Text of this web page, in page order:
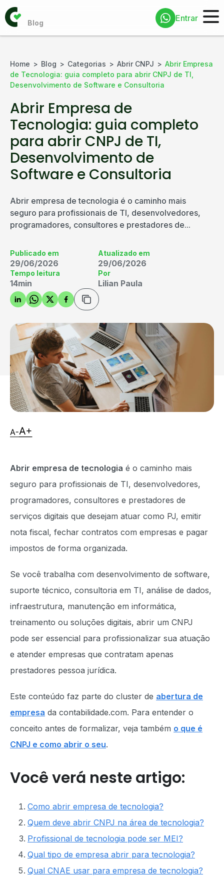
Entrar
Home Blog Categorias Abrir CNPJ
Abrir Empresa
de Tecnologia: guia completo para abrir CNPJ de TI,
Desenvolvimento de Software e Consultoria
Abrir Empresa de
Tecnologia: guia completo
para abrir CNPJ de TI,
Desenvolvimento de
Software e Consultoria
Abrir empresa de tecnologia é o caminho mais
seguro para profissionais de TI, desenvolvedores,
programadores, consultores e prestadores de...
Publicado em
29/06/2026
Atualizado em
29/06/2026
Tempo leitura
14min
Por
Lilian Paula
Abrir empresa de tecnologia é o caminho mais
seguro para profissionais de TI, desenvolvedores,
programadores, consultores e prestadores de
serviços digitais que desejam atuar como PJ, emitir
nota fiscal, fechar contratos com empresas e pagar
impostos de forma organizada.
Se você trabalha com desenvolvimento de software,
suporte técnico, consultoria em TI, análise de dados,
infraestrutura, manutenção em informática,
treinamento ou soluções digitais, abrir um CNPJ
pode ser essencial para profissionalizar sua atuação
e atender empresas que contratam apenas
prestadores pessoa jurídica.
Este conteúdo faz parte do cluster de abertura de
empresa da contabilidade.com. Para entender o
conceito antes de formalizar, veja também o que é
CNPJ e como abrir o seu.
Você verá neste artigo:
Como abrir empresa de tecnologia?
Quem deve abrir CNPJ na área de tecnologia?
Profissional de tecnologia pode ser MEI?
Qual tipo de empresa abrir para tecnologia?
Qual CNAE usar para empresa de tecnologia?